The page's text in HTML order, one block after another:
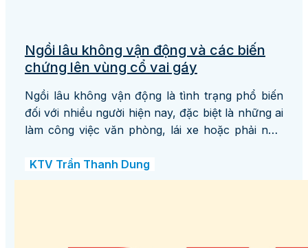
Ngồi lâu không vận động và các biến
chứng lên vùng cổ vai gáy
Ngồi lâu không vận động là tình trạng phổ biến
đối với nhiều người hiện nay, đặc biệt là những ai
làm công việc văn phòng, lái xe hoặc phải ngồi
chỉ ảnh hưởng đến sức khỏe tổng thể mà
KTV Trần Thanh Dung